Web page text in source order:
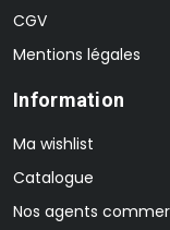
CGV
Mentions légales
Information
Ma wishlist
Catalogue
Nos agents